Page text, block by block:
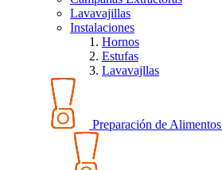
Lavavajillas
Instalaciones
Hornos
Estufas
Lavavajllas
Preparación de Alimentos